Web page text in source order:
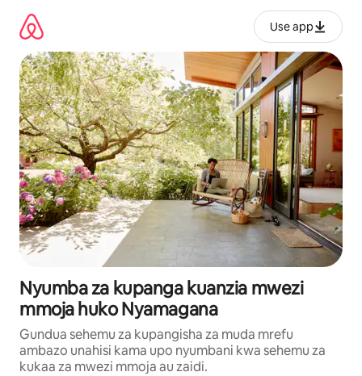
kwenda
kwenye
maudhui
Use app
Nyumba za kupanga kuanzia mwezi
mmoja huko Nyamagana
Gundua sehemu za kupangisha za muda mrefu
ambazo unahisi kama upo nyumbani kwa sehemu za
kukaa za mwezi mmoja au zaidi.